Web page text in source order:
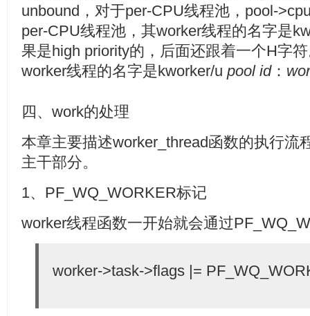
unbound，对于per-CPU线程池，pool-
per-CPU线程池，其worker线程的名字是
果是high priority的，后面还跟着一个H字
worker线程的名字是kworker/u pool id：
四、work的处理
本章主要描述worker_thread函数的执行流
主干部分。
1、PF_WQ_WORKER标记
worker线程函数一开始就会通过
worker->task->flags |=